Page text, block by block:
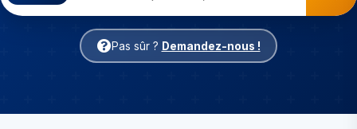
Pas sûr ? Demandez-nous !